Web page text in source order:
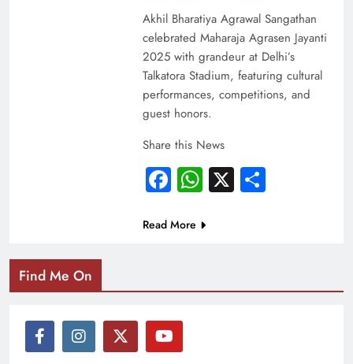
Akhil Bharatiya Agrawal Sangathan
celebrated Maharaja Agrasen Jayanti
2025 with grandeur at Delhi’s
Talkatora Stadium, featuring cultural
performances, competitions, and
guest honors.
Share this News
Facebook
WhatsApp
X Share
Read More
Find Me On